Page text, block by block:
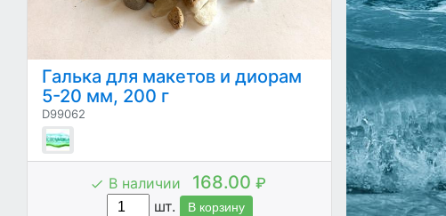
Галька для макетов и диорам
5-20 мм, 200 г
D99062
В наличии 168.00 ₽
шт.
В корзину